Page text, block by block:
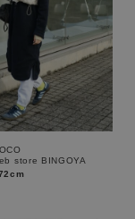
store BINGOYA